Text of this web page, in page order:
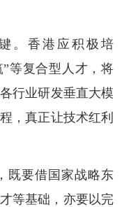
。香港应积极培
”等复合型人才，将
行业研发垂直大模
，真正让技术红利
既要借国家战略东
等基础，亦要以完